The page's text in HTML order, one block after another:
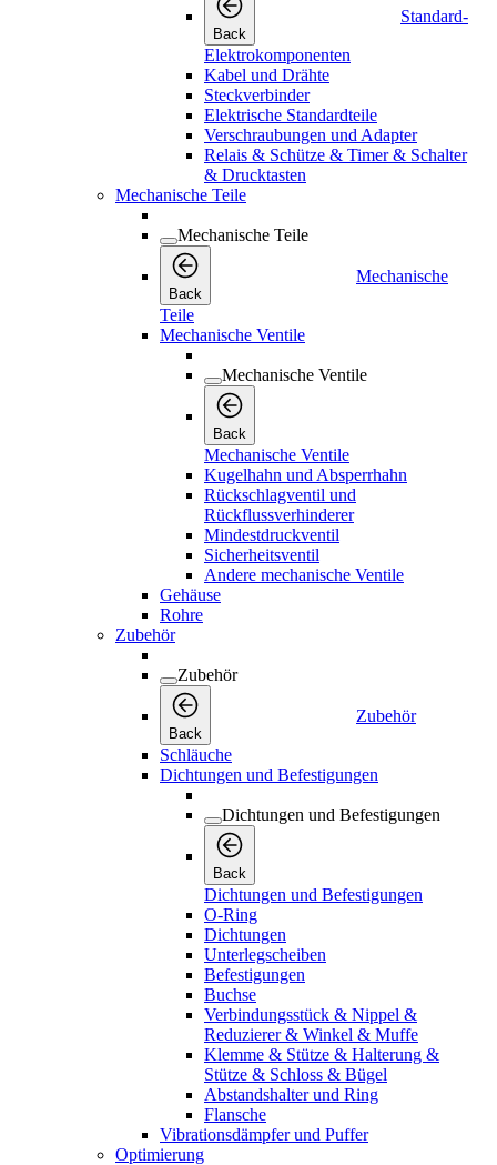
Back
Standard-
Elektrokomponenten
Kabel und Drähte
Steckverbinder
Elektrische Standardteile
Verschraubungen und Adapter
Relais & Schütze & Timer & Schalter
& Drucktasten
Mechanische Teile
Mechanische Teile
Back
Mechanische
Teile
Mechanische Ventile
Mechanische Ventile
Back
Mechanische Ventile
Kugelhahn und Absperrhahn
Rückschlagventil und
Rückflussverhinderer
Mindestdruckventil
Sicherheitsventil
Andere mechanische Ventile
Gehäuse
Rohre
Zubehör
Zubehör
Back
Zubehör
Schläuche
Dichtungen und Befestigungen
Dichtungen und Befestigungen
Back
Dichtungen und Befestigungen
O-Ring
Dichtungen
Unterlegscheiben
Befestigungen
Buchse
Verbindungsstück & Nippel &
Reduzierer & Winkel & Muffe
Klemme & Stütze & Halterung &
Stütze & Schloss & Bügel
Abstandshalter und Ring
Flansche
Vibrationsdämpfer und Puffer
Optimierung